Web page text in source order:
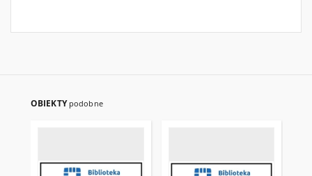
OBIEKTY podobne